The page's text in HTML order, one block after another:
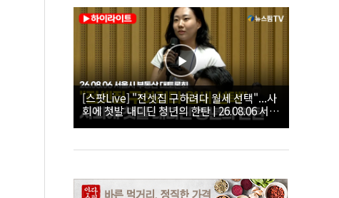
[스팟Live] "전셋집 구하려다 월세 선택"...사
회에 첫발 내디딘 청년의 한탄 | 26.08.06 서울
시 부동산 대토론회